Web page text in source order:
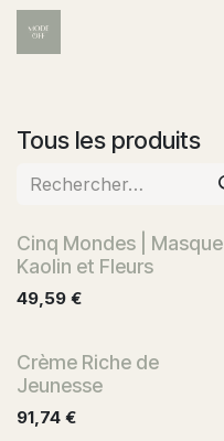
Se rendre au contenu
Tous les produits
Cinq Mondes | Masque
Kaolin et Fleurs
49,59 €
Crème Riche de
Jeunesse
91,74 €